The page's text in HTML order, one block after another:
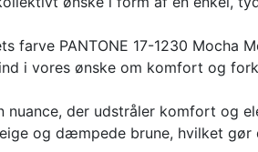
farve PANTONE 17-1230 Mocha
i vores ønske om komfort og
nuance, der udstråler komfort og
og dæmpede brune, hvilket gør